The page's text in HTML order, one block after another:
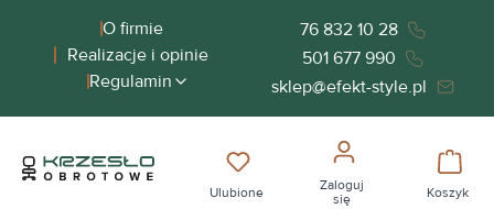
zawartościO firmie
Realizacje i opinie
Regulamin
76 832 10 28
501 677 990
sklep@efekt-style.pl
Masz 0 przedmioty na liście
Ulubione
Zaloguj
się
Koszyk